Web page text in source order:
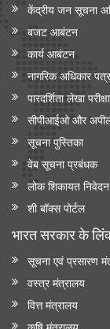
केंद्रीय जन सूचना
बजट आबंटन
कार्य आबंटन
नागरिक अधिकार पत्र
पारदर्शिता लेखा परीक्षा
सीपीआईओ और
सूचना पुस्तिका
वेब सूचना प्रबंधक
लोक शिकायत
शी बॉक्स पोर्टल
भारत सरकार के
सूचना एवं प्रसारण
वस्त्र मंत्रालय
वित्त मंत्रालय